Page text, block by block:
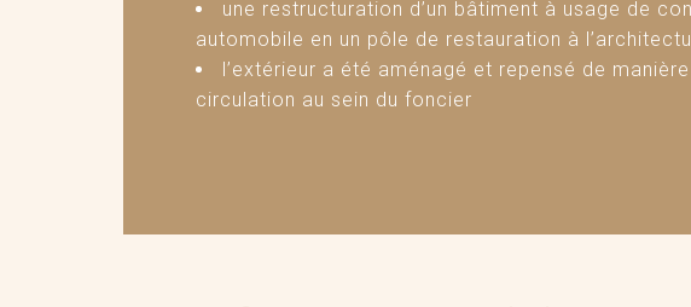
une restructuration d’un bâtiment à usage de
automobile en un pôle de restauration à
l’extérieur a été aménagé et repensé de
circulation au sein du foncier